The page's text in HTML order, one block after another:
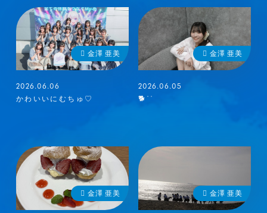
金澤 亜美
2026.06.06
かわいいにむちゅ♡
金澤 亜美
2026.06.05
🐕 ͗ ͗
金澤 亜美 金澤 亜美